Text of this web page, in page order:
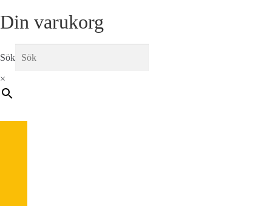
Din varukorg
Sök
×